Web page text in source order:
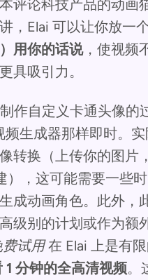
评论科技产品的动画
，Elai 可以让你放一
用你的话说，使视频
具吸引力。
作自定义卡通头像的
生成器那样即时。实
转换（上传你的图片
），这可能需要一些
成动画角色。此外，
级别的计划或作为额
费试用在 Elai 上是有
1 分钟的全高清视频。